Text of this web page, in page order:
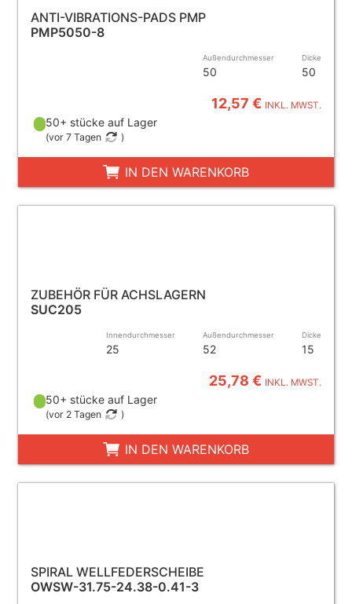
ANTI-VIBRATIONS-PADS PMP
PMP5050-8
Außendurchmesser
50
Dicke
50
12,57 € INKL. MWST.
50+ stücke auf Lager
(vor 7 Tagen )
IN DEN WARENKORB
ZUBEHÖR FÜR ACHSLAGERN
SUC205
Innendurchmesser
25
Außendurchmesser
52
Dicke
15
25,78 € INKL. MWST.
50+ stücke auf Lager
(vor 2 Tagen )
IN DEN WARENKORB
SPIRAL WELLFEDERSCHEIBE
OWSW-31.75-24.38-0.41-3